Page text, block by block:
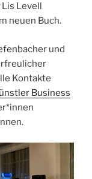
Levell
neuen Buch.
und
Kontakte
Business